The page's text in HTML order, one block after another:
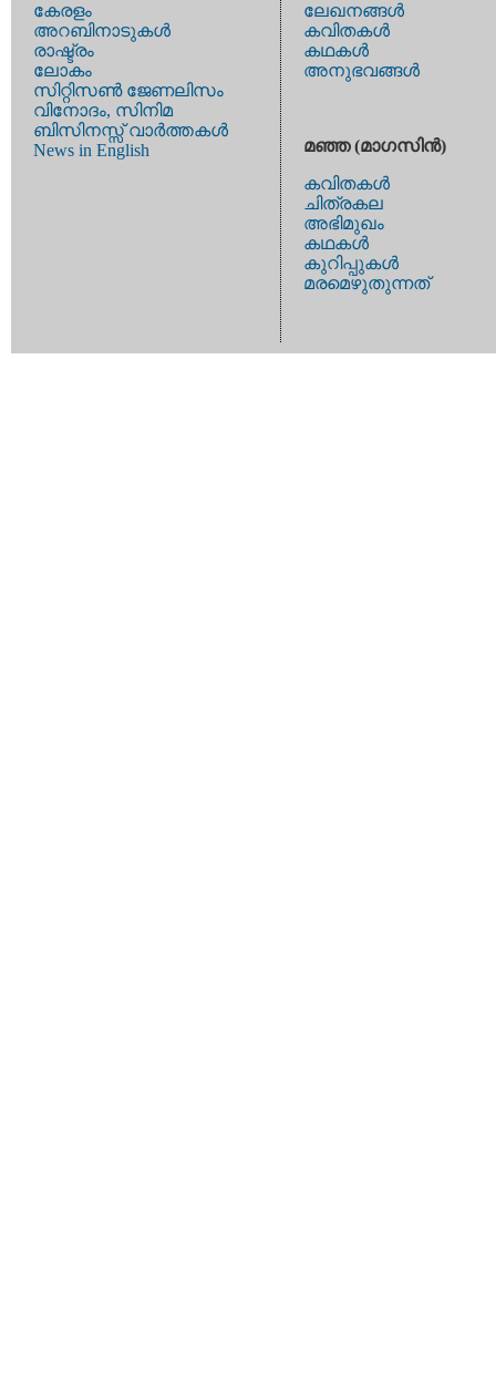
കേരളം
അറബിനാടുകള്‍
രാഷ്ട്രം
ലോകം
സിറ്റിസണ്‍ ജേണലിസം
വിനോദം, സിനിമ
ബിസിനസ്സ് വാര്‍ത്തകള്‍
News in English
ലേഖനങ്ങള്‍
കവിതകള്‍
കഥകള്‍
അനുഭവങ്ങള്‍
മഞ്ഞ (മാഗസിന്‍)
കവിതകള്‍
ചിത്രകല
അഭിമുഖം
കഥകള്‍
കുറിപ്പുകള്‍
മരമെഴുതുന്നത്